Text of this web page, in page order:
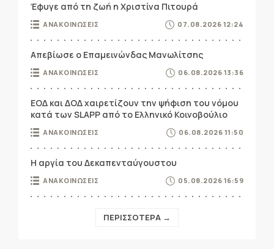
Έφυγε από τη ζωή η Χριστίνα Πιτουρά
ΑΝΑΚΟΙΝΩΣΕΙΣ 07.08.2026 12:24
Απεβίωσε ο Επαμεινώνδας Μανωλίτσης
ΑΝΑΚΟΙΝΩΣΕΙΣ 06.08.2026 13:36
ΕΟΔ και ΔΟΔ χαιρετίζουν την ψήφιση του νόμου
κατά των SLAPP από το Ελληνικό Κοινοβούλιο
ΑΝΑΚΟΙΝΩΣΕΙΣ 06.08.2026 11:50
Η αργία του Δεκαπενταύγουστου
ΑΝΑΚΟΙΝΩΣΕΙΣ 05.08.2026 16:59
ΠΕΡΙΣΣΟΤΕΡΑ →